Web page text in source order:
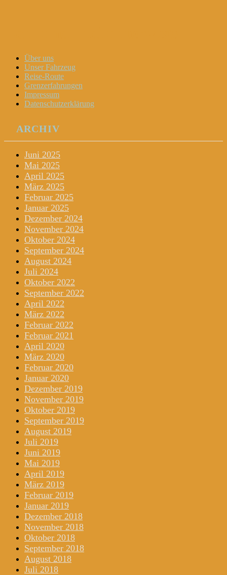
Menu
Widgets
Search
Skip
content
Über uns
Unser Fahrzeug
Reise-Route
Grenzerfahrungen
Impressum
Datenschutzerklärung
ARCHIV
Juni 2025
Mai 2025
April 2025
März 2025
Februar 2025
Januar 2025
Dezember 2024
November 2024
Oktober 2024
September 2024
August 2024
Juli 2024
Oktober 2022
September 2022
April 2022
März 2022
Februar 2022
Februar 2021
April 2020
März 2020
Februar 2020
Januar 2020
Dezember 2019
November 2019
Oktober 2019
September 2019
August 2019
Juli 2019
Juni 2019
Mai 2019
April 2019
März 2019
Februar 2019
Januar 2019
Dezember 2018
November 2018
Oktober 2018
September 2018
August 2018
Juli 2018